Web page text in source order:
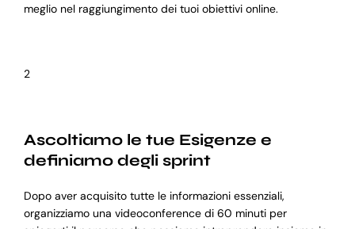
meglio nel raggiungimento dei tuoi obiettivi online.
2
Ascoltiamo le tue Esigenze e
definiamo degli sprint
Dopo aver acquisito tutte le informazioni essenziali,
organizziamo una videoconference di 60 minuti per